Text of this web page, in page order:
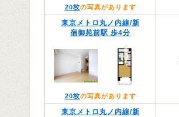
20枚の写真があります
東京メトロ丸ノ内線/新
宿御苑前駅 歩4分
20枚の写真があります
東京メトロ丸ノ内線/新